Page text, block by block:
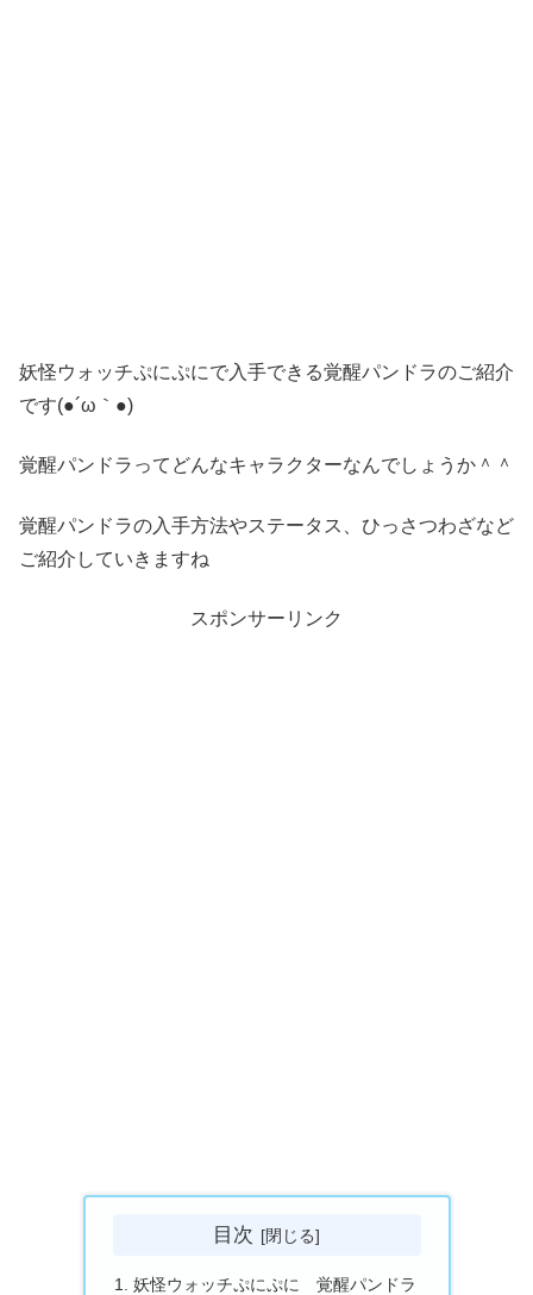
妖怪ウォッチぷにぷにで入手できる覚醒パンドラのご紹介
です(●´ω｀●)
覚醒パンドラってどんなキャラクターなんでしょうか＾＾
覚醒パンドラの入手方法やステータス、ひっさつわざなど
ご紹介していきますね
スポンサーリンク
目次
妖怪ウォッチぷにぷに 覚醒パンドラ